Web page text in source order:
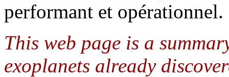
performant et opérationnel.
This web page is a
exoplanets already